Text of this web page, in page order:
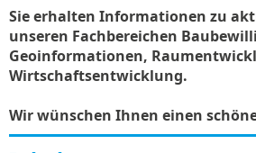
Sie erhalten Informationen zu
unseren Fachbereichen
Geoinformationen,
Wirtschaftsentwicklung.
Wir wünschen Ihnen einen